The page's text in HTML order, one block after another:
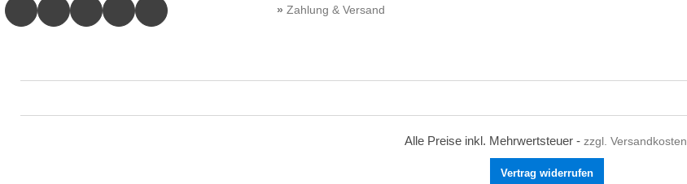
Zahlung & Versand
Alle Preise inkl. Mehrwertsteuer - zzgl. Versandkosten
Vertrag widerrufen